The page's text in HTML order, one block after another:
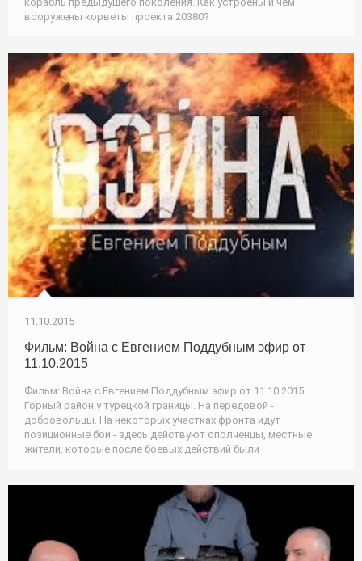
вооружены корветы проекта 20380?
11.10.2015
Фильм: Война с Евгением Поддубным эфир от
11.10.2015
Фильм: Война с Евгением Поддубным эфир от 11.10.2015
Горный район у турецкой границы. На передовой -
добровольцы. На некоторых участках фронта идут
позиционные бои - здесь действуют ополченцы, местные
жители, которые после боевых действий были